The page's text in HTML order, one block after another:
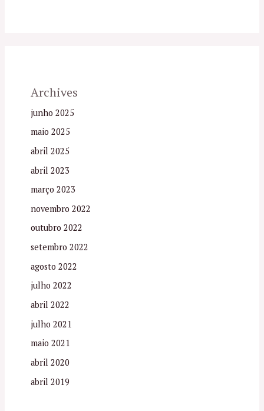
Archives
junho 2025
maio 2025
abril 2025
abril 2023
março 2023
novembro 2022
outubro 2022
setembro 2022
agosto 2022
julho 2022
abril 2022
julho 2021
maio 2021
abril 2020
abril 2019